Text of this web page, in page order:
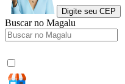
Digite seu CEP
Buscar no Magalu